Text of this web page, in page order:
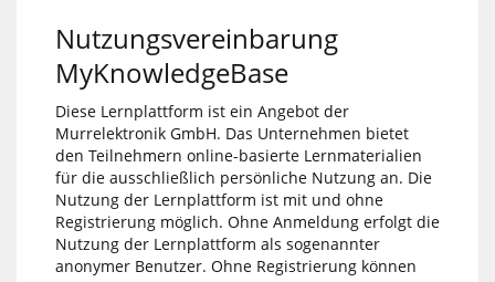
Nutzungsvereinbarung
MyKnowledgeBase
Diese Lernplattform ist ein Angebot der
Murrelektronik GmbH. Das Unternehmen bietet
den Teilnehmern online-basierte Lernmaterialien
für die ausschließlich persönliche Nutzung an. Die
Nutzung der Lernplattform ist mit und ohne
Registrierung möglich. Ohne Anmeldung erfolgt die
Nutzung der Lernplattform als sogenannter
anonymer Benutzer. Ohne Registrierung können